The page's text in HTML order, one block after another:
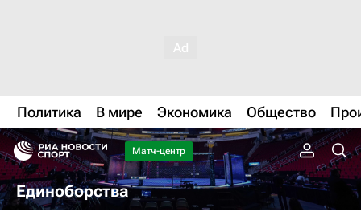
Политика В мире Экономика Общество
Матч-центр
Единоборства